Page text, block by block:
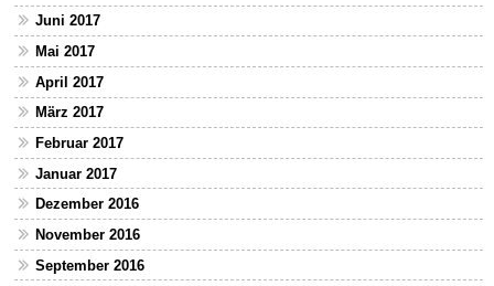
Juni 2017
Mai 2017
April 2017
März 2017
Februar 2017
Januar 2017
Dezember 2016
November 2016
September 2016